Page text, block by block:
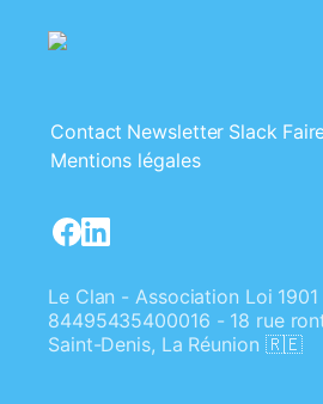
Contact Newsletter Slack
Mentions légales
Le Clan - Association Loi 1901
84495435400016 - 18 rue
Saint-Denis, La Réunion 🇷🇪